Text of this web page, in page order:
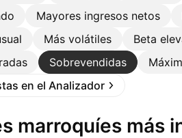
Mayores ingresos netos
Más volátiles Beta
Sobrevendidas
en el Analizador
marroquíes más